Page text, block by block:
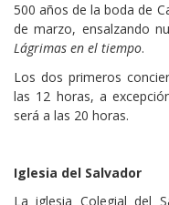
500 años de la boda de
de marzo, ensalzando
Lágrimas en el tiempo.
Los dos primeros
las 12 horas, a
será a las 20 horas.
Iglesia del Salvador
La iglesia Colegial del